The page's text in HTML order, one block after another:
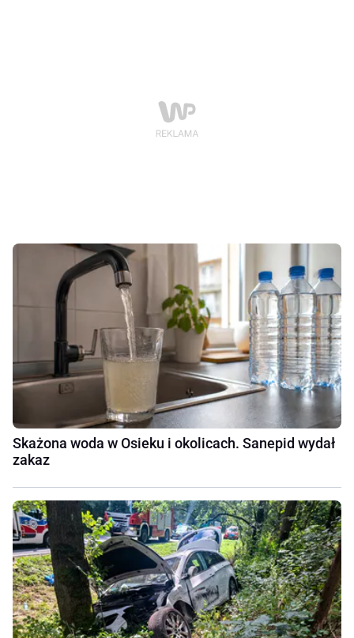
Skażona woda w Osieku i okolicach. Sanepid wydał
zakaz